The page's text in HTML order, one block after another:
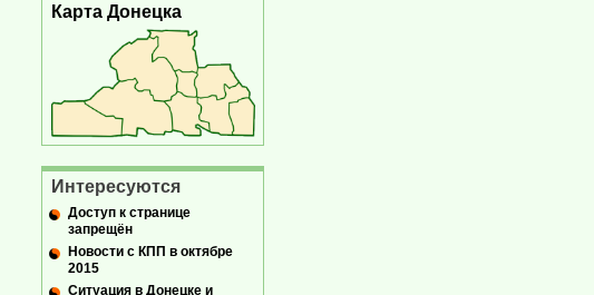
Карта Донецка
Интересуются
Доступ к странице
запрещён
Новости с КПП в октябре
2015
Ситуация в Донецке и